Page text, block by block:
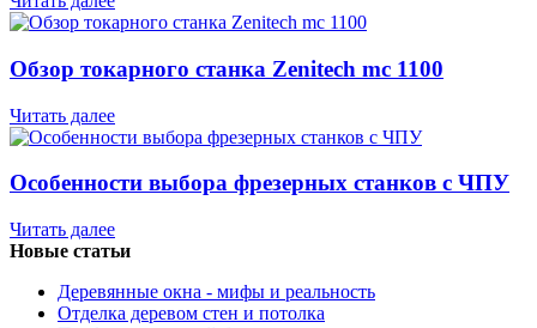
Обзор токарного станка Zenitech mc 1100
Читать далее
Особенности выбора фрезерных станков с ЧПУ
Читать далее
Новые статьи
Деревянные окна - мифы и реальность
Отделка деревом стен и потолка